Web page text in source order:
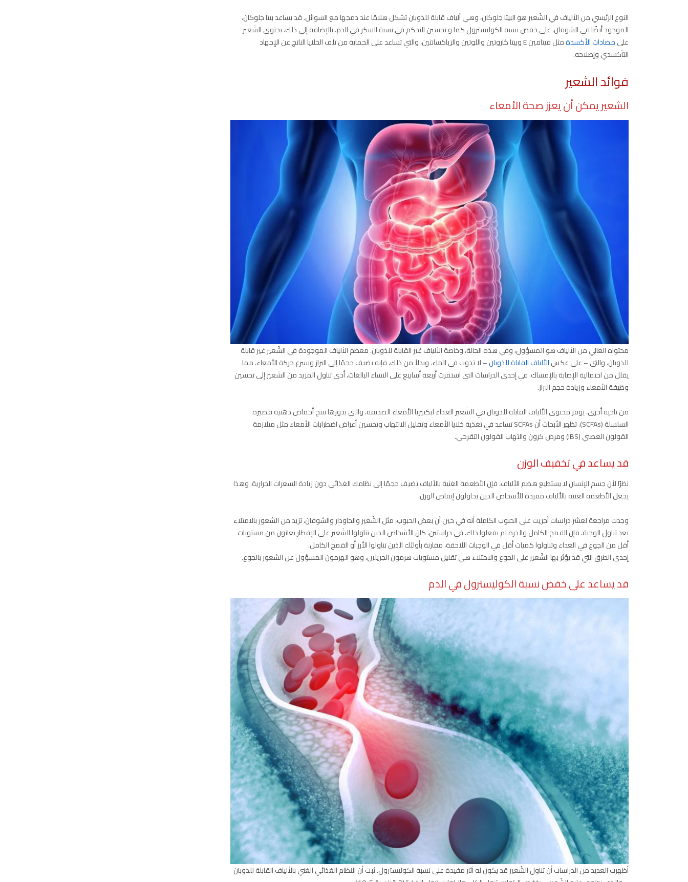
النوع الرئيسي من الألياف في الشَعير هو البيتا جلوكان، وهي ألياف قابلة للذوبان تشكل هلامًا عند دمجها مع السوائل. قد يساعد بيتا جلوكان،
الموجود أيضًا في الشوفان، على خفض نسبة الكوليسترول كما و تحسين التحكم في نسبة السكر في الدم. بالإضافة إلى ذلك، يحتوي الشَعير
علىمضادات الأكسدة
مثل فيتامين E وبيتا كاروتين واللوتين والزياكسانثين، والتي تساعد على الحماية من تلف الخلايا الناتج عن الإجهاد
التأكسدي وإصلاحه.
فوائد الشعير
الشعير يمكن أن يعزز صحة الأمعاء
محتواه العالي من الألياف هو المسؤول، وفي هذه الحالة، وخاصة الألياف غير القابلة للذوبان. معظم الألياف الموجودة في الشَعير غير قابلة
للذوبان، والتي – على عكسالألياف القابلة للذوبان– لا تذوب في الماء. وبدلاً من ذلك، فإنه يضيف حجمًا إلى البراز ويسرع حركة الأمعاء، مما
يقلل من احتمالية الإصابة بالإمساك. في إحدى الدراسات التي استمرت أربعة أسابيع على النساء البالغات، أدى تناول المزيد من الشَعير إلى تحسين
وظيفة الأمعاء وزيادة حجم البراز.
من ناحية أخرى، يوفر محتوى الألياف القابلة للذوبان في الشَعير الغذاء لبكتيريا الأمعاء الصديقة، والتي بدورها تنتج أحماض دهنية قصيرة
السلسلة (SCFAs). تظهر الأبحاث أن SCFAs تساعد في تغذية خلايا الأمعاء وتقليل الالتهاب وتحسين أعراض اضطرابات الأمعاء مثل متلازمة
القولون العصبي (IBS) ومرض كرون والتهاب القولون التقرحي.
قد يساعد في تخفيف الوزن
نظرًا لأن جسم الإنسان لا يستطيع هضم الألياف، فإن الأطعمة الغنية بالألياف تضيف حجمًا إلى نظامك الغذائي دون زيادة السعرات الحرارية. وهذا
يجعل الأطعمة الغنية بالألياف مفيدة للأشخاص الذين يحاولون إنقاص الوزن.
وجدت مراجعة لعشر دراسات أجريت على الحبوب الكاملة أنه في حين أن بعض الحبوب، مثل الشَعير والجاودار والشوفان، تزيد من الشعور بالامتلاء
بعد تناول الوجبة، فإن القمح الكامل والذرة لم يفعلوا ذلك. في دراستين، كان الأشخاص الذين تناولوا الشَعير على الإفطار يعانون من مستويات
أقل من الجوع في الغداء وتناولوا كميات أقل في الوجبات اللاحقة، مقارنة بأولئك الذين تناولوا الأرز أو القمح الكامل.
إحدى الطرق التي قد يؤثر بها الشَعير على الجوع والامتلاء هي تقليل مستويات هرمون الجريلين، وهو الهرمون المسؤول عن الشعور بالجوع.
قد يساعد على خفض نسبة الكوليسترول في الدم
أظهرت العديد من الدراسات أن تناول الشَعير قد يكون له آثار مفيدة على نسبة الكوليسترول. ثبت أن النظام الغذائي الغني بالألياف القابلة للذوبان